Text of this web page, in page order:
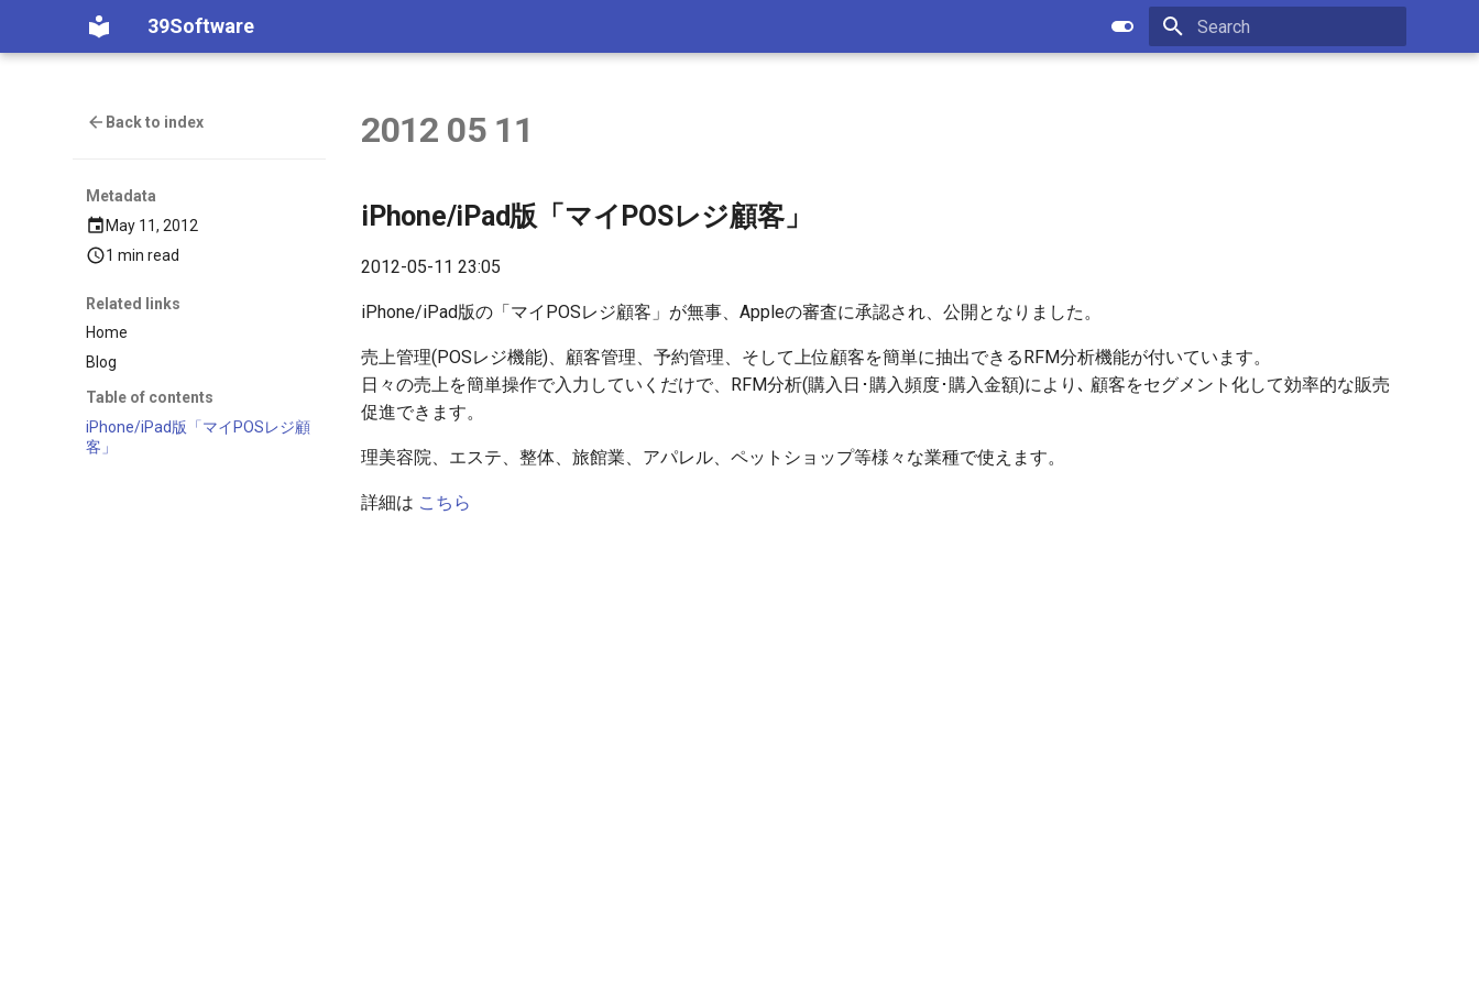
39Software
Back to index
Metadata
May 11, 2012
1 min read
Related links
Home
Blog
Table of contents
iPhone/iPad版「マイPOSレジ顧
客」
2012 05 11
iPhone/iPad版「マイPOSレジ顧客」
2012-05-11 23:05
iPhone/iPad版の「マイPOSレジ顧客」が無事、Appleの審査に承認され、公開となりました。
売上管理(POSレジ機能)、顧客管理、予約管理、そして上位顧客を簡単に抽出できるRFM分析機能が付いています。
日々の売上を簡単操作で入力していくだけで、RFM分析(購入日･購入頻度･購入金額)により､ 顧客をセグメント化して効率的な販売
促進できます。
理美容院、エステ、整体、旅館業、アパレル、ペットショップ等様々な業種で使えます。
詳細は こちら